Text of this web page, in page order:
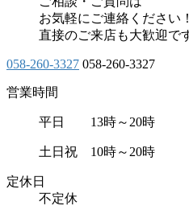
お気軽にご連絡ください！
直接のご来店も大歓迎で
058-260-3327 058-260-3327
営業時間
平日 13時～20時
土日祝 10時～20時
定休日
不定休